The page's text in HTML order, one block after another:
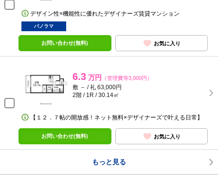
デザイン性×機能性に優れたデザイナーズ賃貸マンション
パノラマ
お問い合わせ(無料) お気に入り
6.3 万円 （管理費等3,000円）
敷 － / 礼 63,000円
2階 / 1R / 30.14㎡
【１２．７帖の開放感！ネット無料×デザイナーズで叶える日常】
お問い合わせ(無料) お気に入り
もっと見る